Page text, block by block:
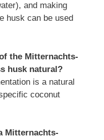
and making
husk can be used
the Mitternachts-
husk natural?
is a natural
coconut
Mitternachts-